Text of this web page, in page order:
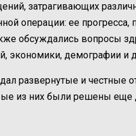
затрагивающих
операции: ее прогресса,
обсуждались вопросы
экономики, демографии и
развернутые и честные
из них были решены еще